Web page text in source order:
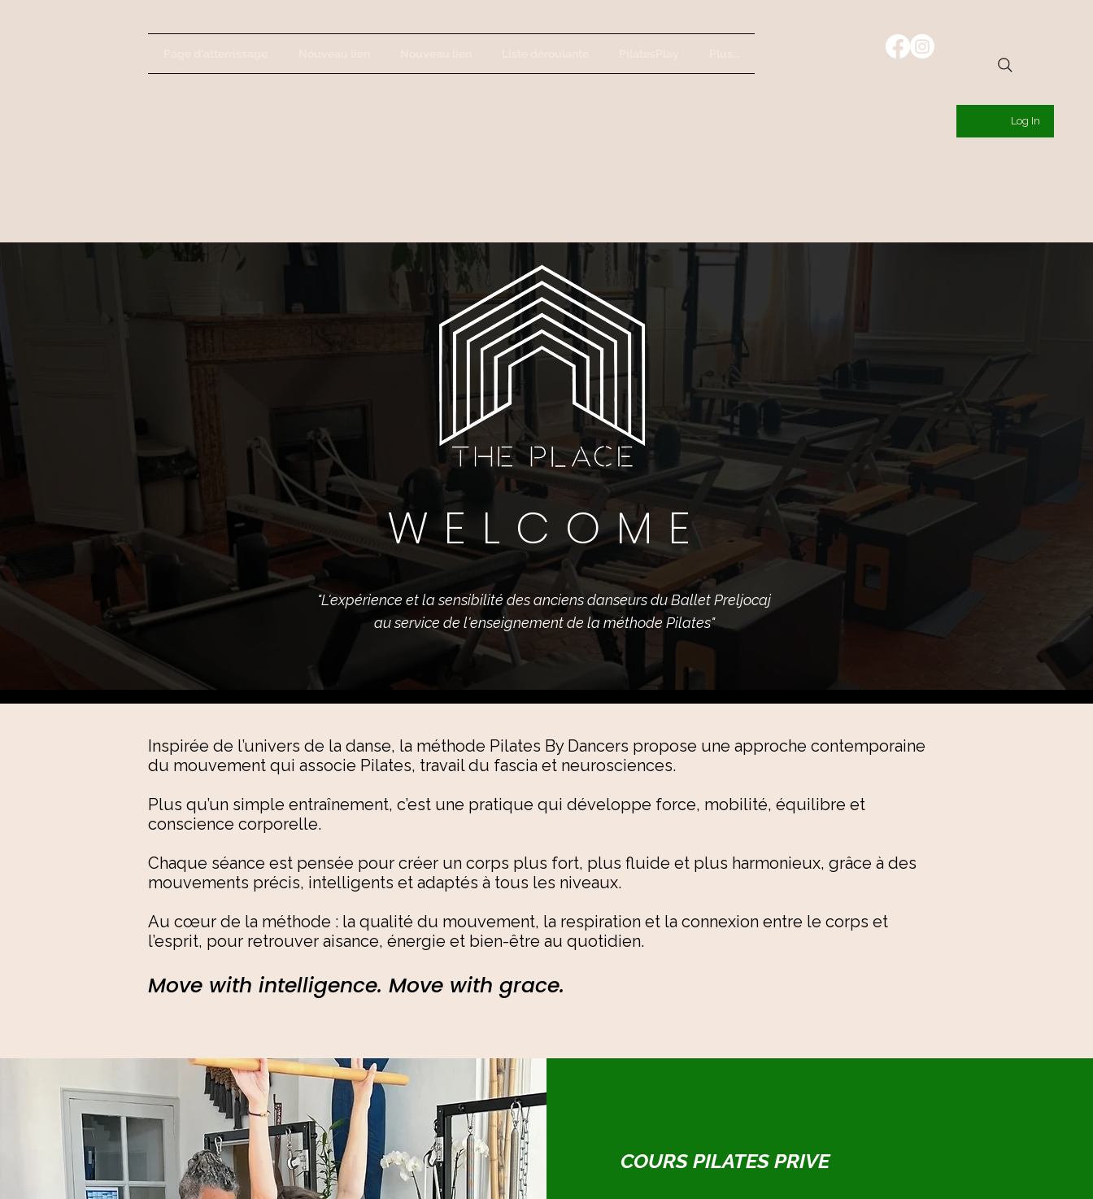
Log In
"L'expérience et la sensibilité des anciens danseurs du Ballet Preljocaj
au service de l'enseignement de la méthode Pilates"
WELCOME
Inspirée de l’univers de la danse, la méthode Pilates By Dancers propose une approche contemporaine
du mouvement qui associe Pilates, travail du fascia et neurosciences.
Plus qu’un simple entraînement, c’est une pratique qui développe force, mobilité, équilibre et
conscience corporelle.
Chaque séance est pensée pour créer un corps plus fort, plus fluide et plus harmonieux, grâce à des
mouvements précis, intelligents et adaptés à tous les niveaux.
Au cœur de la méthode : la qualité du mouvement, la respiration et la connexion entre le corps et
l’esprit, pour retrouver aisance, énergie et bien-être au quotidien.
Move with intelligence. Move with grace.
COURS PILATES PRIVE